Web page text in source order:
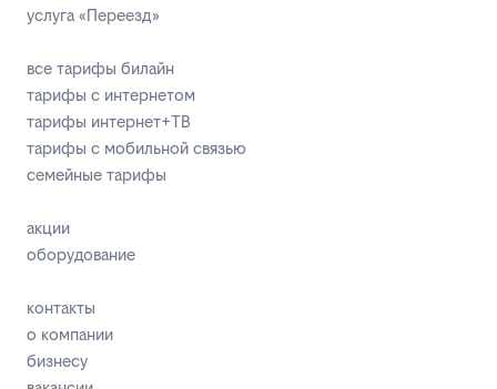
услуга «Переезд»
все тарифы билайн
тарифы с интернетом
тарифы интернет+ТВ
тарифы с мобильной связью
семейные тарифы
акции
оборудование
контакты
о компании
бизнесу